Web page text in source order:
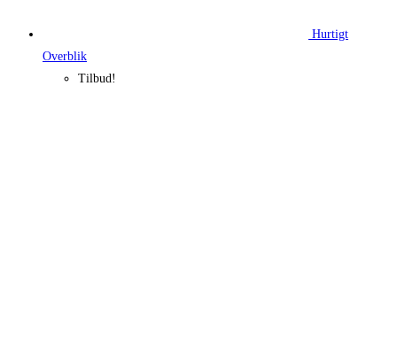
Hurtigt
Overblik
Tilbud!